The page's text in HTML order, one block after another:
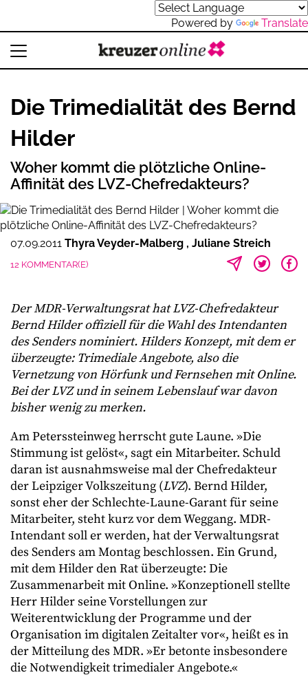
Powered by Translate
Die Trimedialität des Bernd
Hilder
Woher kommt die plötzliche Online-
Affinität des LVZ-Chefredakteurs?
07.09.2011 Thyra Veyder-Malberg Juliane Streich
12 KOMMENTAR(E)
Der MDR-Verwaltungsrat hat LVZ-Chefredakteur
Bernd Hilder offiziell für die Wahl des Intendanten
des Senders nominiert. Hilders Konzept, mit dem er
überzeugte: Trimediale Angebote, also die
Vernetzung von Hörfunk und Fernsehen mit Online.
Bei der LVZ und in seinem Lebenslauf war davon
bisher wenig zu merken.
Am Peterssteinweg herrscht gute Laune. »Die
Stimmung ist gelöst«, sagt ein Mitarbeiter. Schuld
daran ist ausnahmsweise mal der Chefredakteur
der Leipziger Volkszeitung (LVZ). Bernd Hilder,
sonst eher der Schlechte-Laune-Garant für seine
Mitarbeiter, steht kurz vor dem Weggang. MDR-
Intendant soll er werden, hat der Verwaltungsrat
des Senders am Montag beschlossen. Ein Grund,
mit dem Hilder den Rat überzeugte: Die
Zusammenarbeit mit Online. »Konzeptionell stellte
Herr Hilder seine Vorstellungen zur
Weiterentwicklung der Programme und der
Organisation im digitalen Zeitalter vor«, heißt es in
der Mitteilung des MDR. »Er betonte insbesondere
die Notwendigkeit trimedialer Angebote.«